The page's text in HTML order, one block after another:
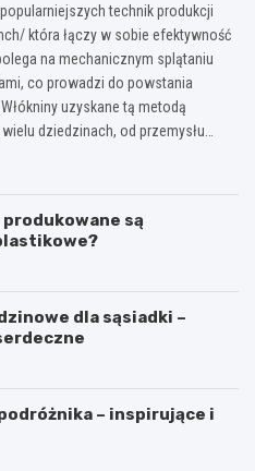
technik produkcji
która łączy w sobie efektywność
na mechanicznym splątaniu
co prowadzi do powstania
uzyskane tą metodą
dziedzinach, od przemysłu…
produkowane są
dla sąsiadki –
– inspirujące i